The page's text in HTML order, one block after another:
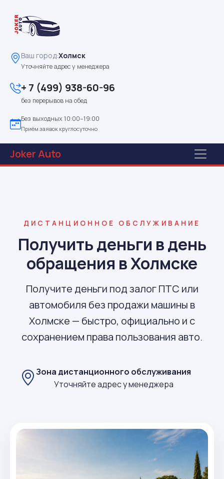
Ваш город:Холмск
Уточняйте адрес у менеджера
+ 7 (499) 938-60-96
без перерывов на обед
Без выходных 10:00–19:00
Приём заявок круглосуточно
JokerAuto
ДИСТАНЦИОННОЕ ОБСЛУЖИВАНИЕ
Получить деньги в день
обращения в Холмске
Получите деньги под залог ПТС или
автомобиля без продажи машины в
Холмске — быстро, официально и с
сохранением права пользования авто.
Зона дистанционного обслуживания
Уточняйте адрес у менеджера